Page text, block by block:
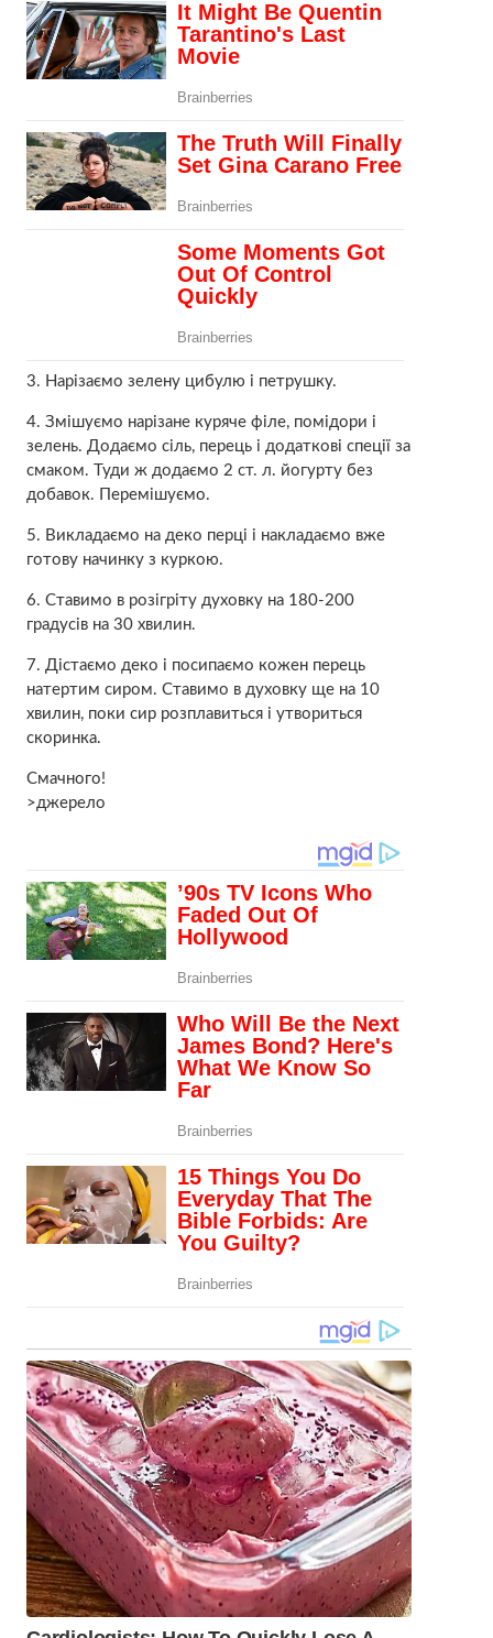
3. Нарізаємо зелену цибулю і петрушку.
4. Змішуємо нарізане куряче філе, помідори і
зелень. Додаємо сіль, перець і додаткові спеції за
смаком. Туди ж додаємо 2 ст. л. йогурту без
добавок. Перемішуємо.
5. Викладаємо на деко перці і накладаємо вже
готову начинку з куркою.
6. Ставимо в розігріту духовку на 180-200
градусів на 30 хвилин.
7. Дістаємо деко і посипаємо кожен перець
натертим сиром. Ставимо в духовку ще на 10
хвилин, поки сир розплавиться і утвориться
скоринка.
Смачного!
>джерело